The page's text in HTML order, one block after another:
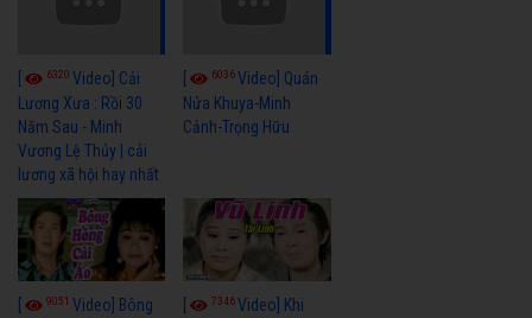
6320 Video] Cải
Lương Xưa : Rồi 30
Năm Sau - Minh
Vương Lệ Thủy | cải
lương xã hội hay nhất
6036Video] Quán
Nửa Khuya-Minh
Cảnh-Trọng Hữu
9051 Video] Bông
7346Video] Khi